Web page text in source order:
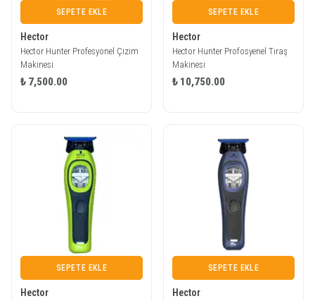
SEPETE EKLE
Hector
Hector Hunter Profesyonel Çizim
Makinesi
₺ 7,500.00
SEPETE EKLE
Hector
Hector Hunter Profosyenel Tıraş
Makinesi
₺ 10,750.00
SEPETE EKLE
Hector
SEPETE EKLE
Hector